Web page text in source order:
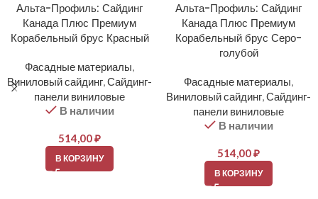
Альта-Профиль: Сайдинг
Канада Плюс Премиум
Корабельный брус Красный
Фасадные материалы,
Виниловый сайдинг,Сайдинг-
панели виниловые
В наличии
514,00₽
В КОРЗИНУ
Альта-Профиль: Сайдинг
Канада Плюс Премиум
Корабельный брус Серо-
голубой
Фасадные материалы,
Виниловый сайдинг,Сайдинг-
панели виниловые
В наличии
514,00₽
В КОРЗИНУ